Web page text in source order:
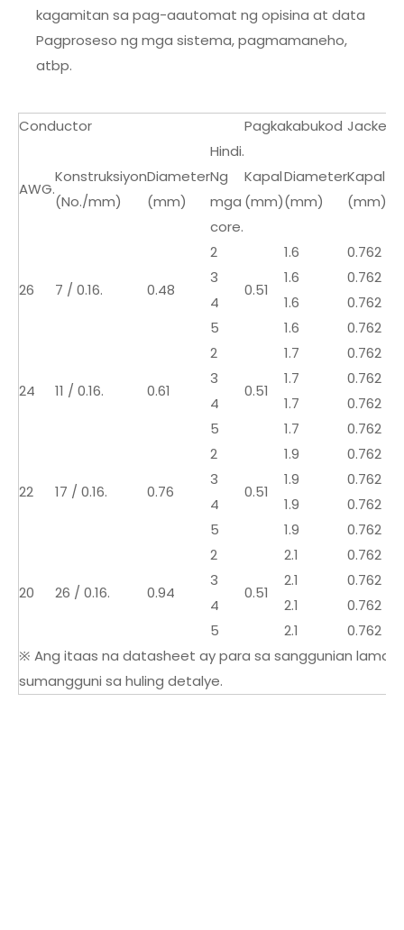
kagamitan sa pag-aautomat ng opisina at data
Pagproseso ng mga sistema, pagmamaneho,
atbp.
Conductor Pagkakabukod Jacket.
AWG.
Konstruksiyon
(No./mm)
Diameter
(mm)
Hindi.
Ng
mga
core.
Kapal
(mm)
Diameter
(mm)
Kapal
(mm)
26 7 / 0.16. 0.48
2
0.51
1.6 0.762
3
1.6 0.762
4
1.6 0.762
5
1.6 0.762
24 11 / 0.16. 0.61
2
0.51
1.7 0.762
3
1.7 0.762
4
1.7 0.762
5
1.7 0.762
22 17 / 0.16. 0.76
2
0.51
1.9 0.762
3
1.9 0.762
4
1.9 0.762
5
1.9 0.762
20 26 / 0.16. 0.94
2
0.51
2.1 0.762
3
2.1 0.762
4
2.1 0.762
5
2.1 0.762
※ Ang itaas na datasheet ay para sa sanggunian
sumangguni sa huling detalye.